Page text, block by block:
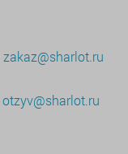
zakaz@sharlot.ru
otzyv@sharlot.ru